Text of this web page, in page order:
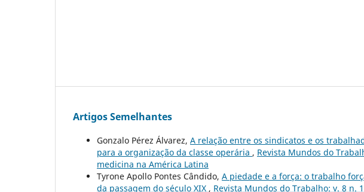
Artigos Semelhantes
Gonzalo Pérez Álvarez, A relação entre os sindicatos e os
para a organização da classe operária , Revista Mundos do
medicina na América Latina
Tyrone Apollo Pontes Cândido, A piedade e a força: o trabalho
da passagem do século XIX , Revista Mundos do Trabalho: v. 8 n.